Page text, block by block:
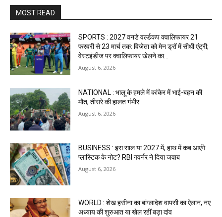
MOST READ
SPORTS : 2027 वनडे वर्ल्डकप क्वालिफायर 21
फरवरी से 23 मार्च तक: विजेता को मेन ड्रॉ में सीधी एंट्री;
वेस्टइंडीज पर क्वालिफायर खेलने का...
August 6, 2026
NATIONAL : भालू के हमले में कांकेर में भाई-बहन की
मौत, तीसरे की हालत गंभीर
August 6, 2026
BUSINESS : इस साल या 2027 में, हाथ में कब आएंगे
प्लास्टिक के नोट? RBI गवर्नर ने दिया जवाब
August 6, 2026
WORLD : शेख हसीना का बांग्लादेश वापसी का ऐलान, नए
अध्याय की शुरुआत या खेल रहीं बड़ा दांव